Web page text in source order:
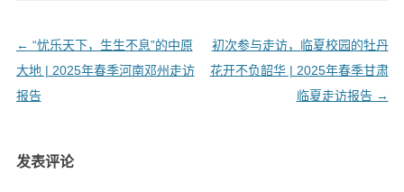
文
章
导
← “忧乐天下，生生不息”的中原
大地 | 2025年春季河南邓州走访
报告
初次参与走访，临夏校园的牡丹
花开不负韶华 | 2025年春季甘肃
临夏走访报告 →
发表评论